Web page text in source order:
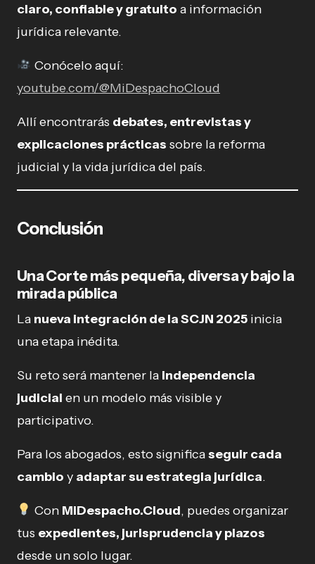
claro, confiable y gratuito a información
jurídica relevante.
Conócelo aquí:
youtube.com/@MiDespachoCloud
Allí encontrarás debates, entrevistas y
explicaciones prácticas sobre la reforma
judicial y la vida jurídica del país.
Conclusión
Una Corte más pequeña, diversa y bajo la
mirada pública
La nueva integración de la SCJN 2025 inicia
una etapa inédita.
Su reto será mantener la independencia
judicial en un modelo más visible y
participativo.
Para los abogados, esto significaseguir cada
cambio y adaptar su estrategia jurídica.
Con MiDespacho.Cloud, puedes organizar
tus expedientes, jurisprudencia y plazos
desde un solo lugar.